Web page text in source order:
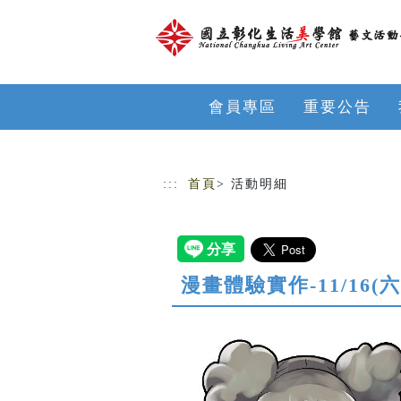
會員專區 重要公告
::: 首頁 > 活動明細
漫畫體驗實作-11/16(